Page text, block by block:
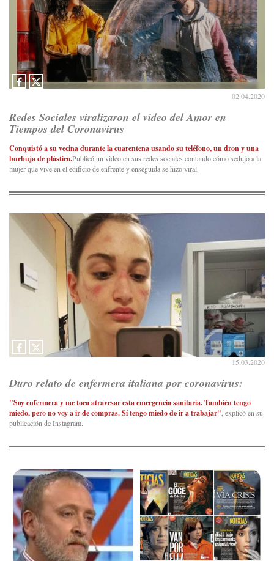
02.04.2020
Redes Sociales viralizaron el video del Amor en
Tiempos del Coronavirus
Conquistó a su vecina durante la cuarentena usando su teléfono, un dron y una
burbuja de plástico.Publicó un video en sus redes sociales contando cómo sedujo a la
mujer que vive en el edificio de enfrente y enseguida se hizo viral.
15.03.2020
Duro relato de enfermera italiana por coronavirus:
"Soy enfermera y me toca atravesar esta emergencia sanitaria. También tengo
miedo, pero no voy a ir de compras. Sí tengo miedo de ir a trabajar", explicó en su
publicación de Instagram.